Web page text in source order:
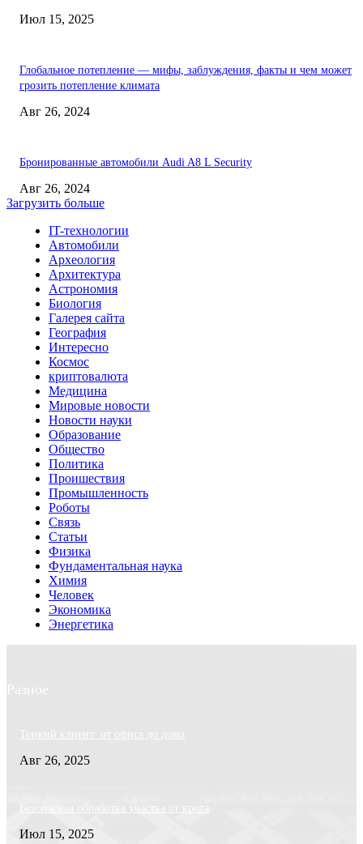
Июл 15, 2025
Глобальное потепление — мифы, заблуждения, факты и чем может
грозить потепление климата
Авг 26, 2024
Бронированные автомобили Audi A8 L Security
Авг 26, 2024
Загрузить больше
IT-технологии
Автомобили
Археология
Архитектура
Астрономия
Биология
Галерея сайта
География
Интересно
Космос
криптовалюта
Медицина
Мировые новости
Новости науки
Образование
Общество
Политика
Проишествия
Промышленность
Роботы
Связь
Статьи
Физика
Фундаментальная наука
Химия
Человек
Экономика
Энергетика
Разное
Тонкий клиент: от офиса до дома
Авг 26, 2025
Безопасная обработка участка от крота
Июл 15, 2025